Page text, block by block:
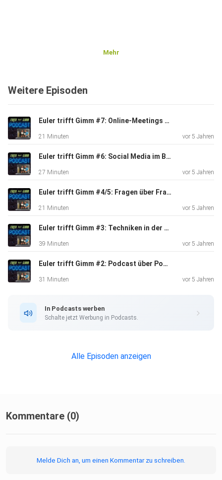
Mehr
Weitere Episoden
Euler trifft Gimm #7: Online-Meetings und Online-Präsentationen
21 Minuten vor 5 Jahren
Euler trifft Gimm #6: Social Media im Business
27 Minuten vor 5 Jahren
Euler trifft Gimm #4/5: Fragen über Fragen
21 Minuten vor 5 Jahren
Euler trifft Gimm #3: Techniken in der Kommunikation
39 Minuten vor 5 Jahren
Euler trifft Gimm #2: Podcast über Podcast
31 Minuten vor 5 Jahren
In Podcasts werben
Schalte jetzt Werbung in Podcasts.
Alle Episoden anzeigen
Kommentare (0)
Melde Dich an, um einen Kommentar zu schreiben.